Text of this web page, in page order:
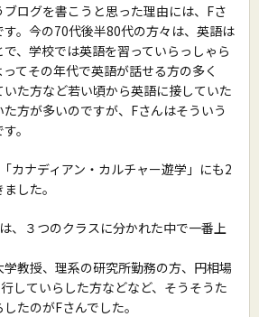
ログを書こうと思った理由には、Fさ
。今の70代後半80代の方々は、英語は
、学校では英語を習っていらっしゃら
てその年代で英語が話せる方の多く
た方など若い頃から英語に接していた
方が多いのですが、Fさんはそういう
。
カナディアン・カルチャー遊学」にも2
した。
、３つのクラスに分かれた中で一番上
教授、理系の研究所勤務の方、円相場
していらした方などなど、そうそうた
たのがFさんでした。